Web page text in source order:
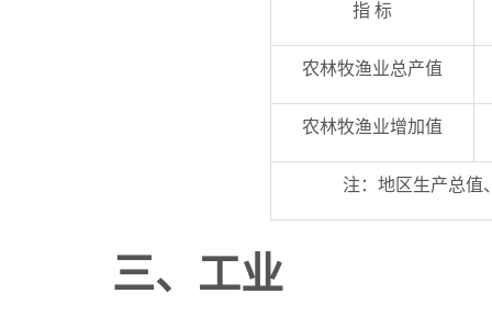
指 标
农林牧渔业总产值
农林牧渔业增加值
注：地区生产总值
三、 工业